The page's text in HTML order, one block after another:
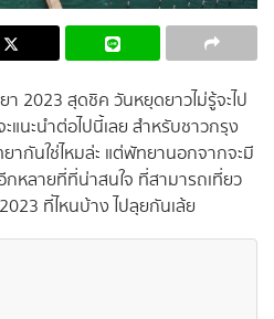
2023 สุดชิค วันหยุดยาวไม่รู้จะไป
แนะนำต่อไปนี้เลย สำหรับชาวกรุง
ากันใช่ไหมล่ะ แต่พัทยานอกจากจะมี
กหลายที่ที่น่าสนใจ ที่สามารถเที่ยว
ที่ไหนบ้าง ไปลุยกันเล้ย